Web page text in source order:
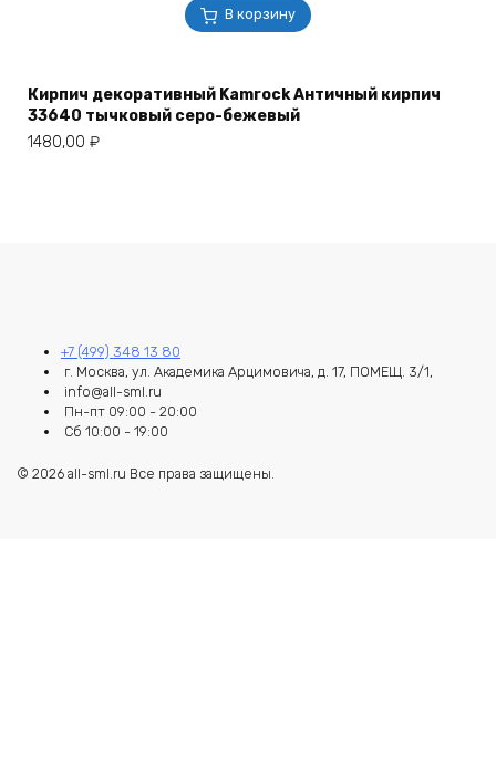
В корзину
Кирпич декоративный Kamrock Античный кирпич
33640 тычковый серо-бежевый
1480,00 ₽
+7 (499) 348 13 80
г. Москва, ул. Академика Арцимовича, д. 17, ПОМЕЩ. 3/1,
info@all-sml.ru
Пн-пт 09:00 - 20:00
Сб 10:00 - 19:00
© 2026 all-sml.ru Все права защищены.